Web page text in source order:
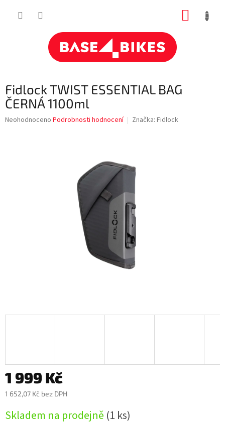
Fidlock TWIST ESSENTIAL BAG
ČERNÁ 1100ml
Průměrné
Neohodnoceno Podrobnosti hodnocení Značka: Fidlock
1 999 Kč
1 652,07 Kč bez DPH
cena:
Skladem na prodejně (1 ks)